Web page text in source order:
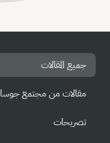
جميع المقالات
مقالات من مجتمع جوسا
تصريحات